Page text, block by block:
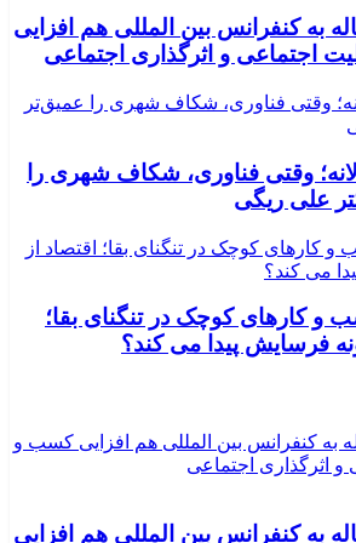
به کنفرانس بین المللی هم افزایی
اجتماعی و اثرگذاری اجتماعی
وقتی فناوری، شکاف شهری را
علی ریگی
و کارهای کوچک در تنگنای بقا؛
فرسایش پیدا می کند؟
به کنفرانس بین المللی هم افزایی